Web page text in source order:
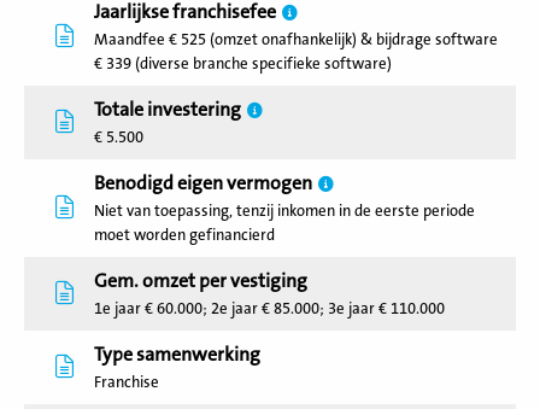
Jaarlijkse franchisefee
Maandfee € 525 (omzet onafhankelijk) & bijdrage software
€ 339 (diverse branche specifieke software)
Totale investering
€ 5.500
Benodigd eigen vermogen
Niet van toepassing, tenzij inkomen in de eerste periode
moet worden gefinancierd
Gem. omzet per vestiging
1e jaar € 60.000; 2e jaar € 85.000; 3e jaar € 110.000
Type samenwerking
Franchise